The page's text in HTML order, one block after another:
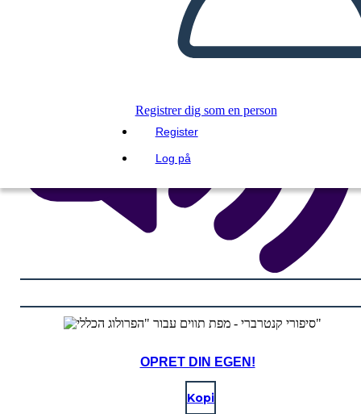
Registrer dig som en person
Register
Log på
OPRET DIN EGEN!
Kopi